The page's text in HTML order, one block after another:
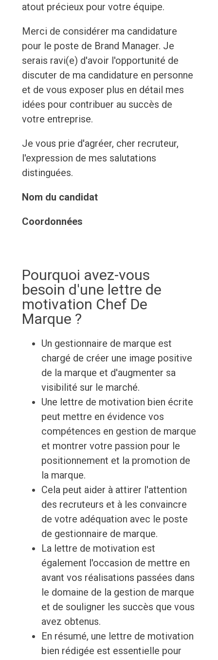
atout précieux pour votre équipe.
Merci de considérer ma candidature
pour le poste de Brand Manager. Je
serais ravi(e) d'avoir l'opportunité de
discuter de ma candidature en personne
et de vous exposer plus en détail mes
idées pour contribuer au succès de
votre entreprise.
Je vous prie d'agréer, cher recruteur,
l'expression de mes salutations
distinguées.
Nom du candidat
Coordonnées
Pourquoi avez-vous
besoin d'une lettre de
motivation Chef De
Marque ?
Un gestionnaire de marque est
chargé de créer une image positive
de la marque et d'augmenter sa
visibilité sur le marché.
Une lettre de motivation bien écrite
peut mettre en évidence vos
compétences en gestion de marque
et montrer votre passion pour le
positionnement et la promotion de
la marque.
Cela peut aider à attirer l'attention
des recruteurs et à les convaincre
de votre adéquation avec le poste
de gestionnaire de marque.
La lettre de motivation est
également l'occasion de mettre en
avant vos réalisations passées dans
le domaine de la gestion de marque
et de souligner les succès que vous
avez obtenus.
En résumé, une lettre de motivation
bien rédigée est essentielle pour